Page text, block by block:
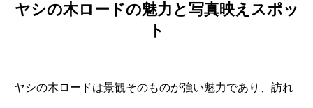
ヤシの木ロードの魅力と写真映えスポッ
ト
ヤシの木ロードは景観そのものが強い魅力であり、訪れ